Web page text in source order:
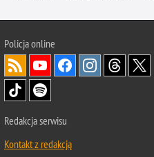
Policjaonline
Redakcja serwisu
Kontakt z redakcją